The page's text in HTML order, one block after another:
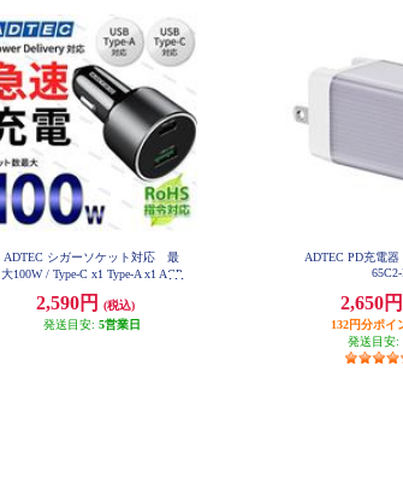
ADTEC シガーソケット対応 最
大100W / Type-C x1 Type-A x1 ACP
2,590円
(税込)
発送目安: 5営業日
ADTEC PD充電
2,650円
132円分ポイ
発送目安: